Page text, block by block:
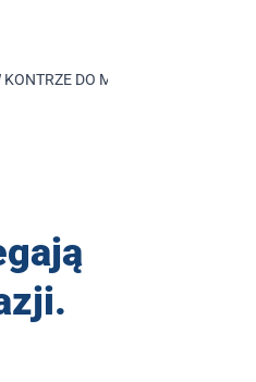
DO MOŻLIWEJ INWAZJI.